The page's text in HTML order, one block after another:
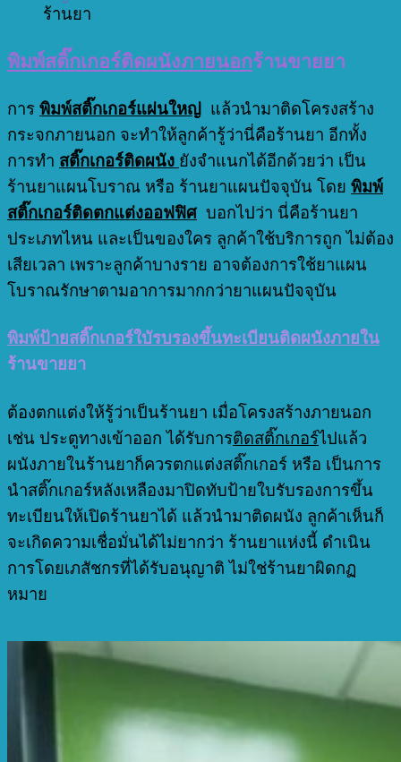
ร้านยา
พิมพ์สติ๊กเกอร์ติดผนังภายนอกร้านขายยา
การ พิมพ์สติ๊กเกอร์แผ่นใหญ่ แล้วนำมาติดโครงสร้าง
กระจกภายนอก จะทำให้ลูกค้ารู้ว่านี่คือร้านยา อีกทั้ง
การทำ สติ๊กเกอร์ติดผนัง ยังจำแนกได้อีกด้วยว่า เป็น
ร้านยาแผนโบราณ หรือ ร้านยาแผนปัจจุบัน โดย พิมพ์
สติ๊กเกอร์ติดตกแต่งออฟฟิศ บอกไปว่า นี่คือร้านยา
ประเภทไหน และเป็นของใคร ลูกค้าใช้บริการถูก ไม่ต้อง
เสียเวลา เพราะลูกค้าบางราย อาจต้องการใช้ยาแผน
โบราณรักษาตามอาการมากกว่ายาแผนปัจจุบัน
พิมพ์ป้ายสติ๊กเกอร์ใบัรบรองขึ้นทะเบียนติดผนังภายใน
ร้านขายยา
ต้องตกแต่งให้รู้ว่าเป็นร้านยา เมื่อโครงสร้างภายนอก
เช่น ประตูทางเข้าออก ได้รับการติดสติ๊กเกอร์ไปแล้ว
ผนังภายในร้านยาก็ควรตกแต่งสติ๊กเกอร์ หรือ เป็นการ
นำสติ๊กเกอร์หลังเหลืองมาปิดทับป้ายใบรับรองการขึ้น
ทะเบียนให้เปิดร้านยาได้ แล้วนำมาติดผนัง ลูกค้าเห็นก็
จะเกิดความเชื่อมั่นได้ไม่ยากว่า ร้านยาแห่งนี้ ดำเนิน
การโดยเภสัชกรที่ได้รับอนุญาติ ไม่ใช่ร้านยาผิดกฏ
หมาย